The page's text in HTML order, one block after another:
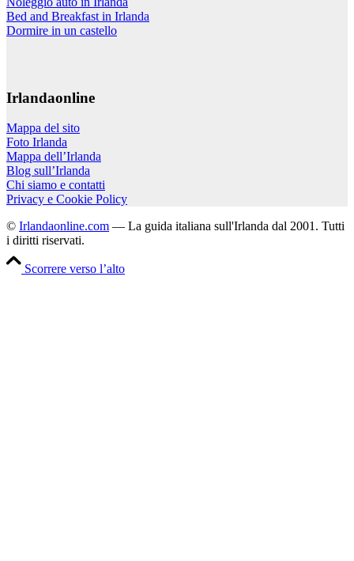
Bed and Breakfast in Irlanda
Dormire in un castello
Irlandaonline
Mappa del sito
Foto Irlanda
Mappa dell’Irlanda
Blog sull’Irlanda
Chi siamo e contatti
Privacy e Cookie Policy
© Irlandaonline.com — La guida italiana sull'Irlanda dal 2001. Tutti
i diritti riservati.
Scorrere verso l’alto